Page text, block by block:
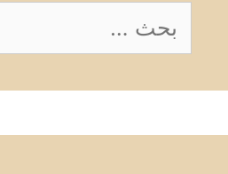
البحث
عن: